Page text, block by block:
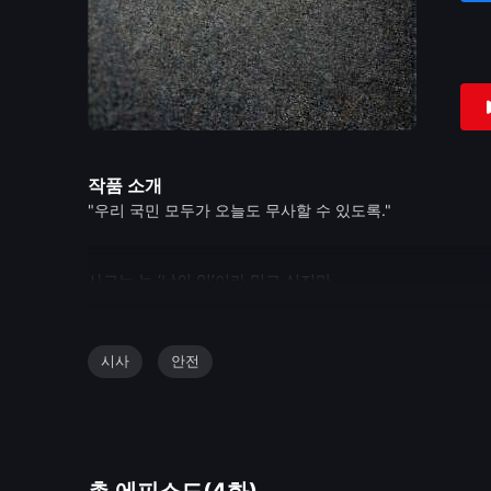
작품 소개
"우리 국민 모두가 오늘도 무사할 수 있도록."
사고는 늘 ‘남의 일’이라 믿고 싶지만,
오늘 당장이라도 닥칠 수 있는 우리 모두의 이야기입니다.
시사 안전